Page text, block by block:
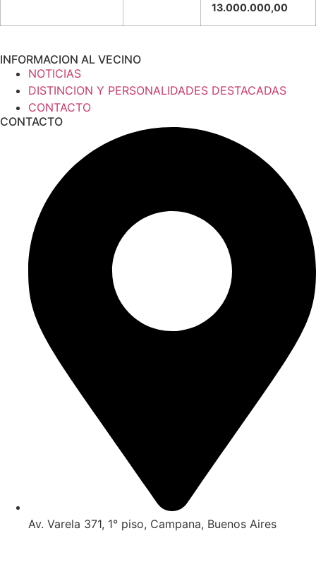
13.000.000,00
INFORMACION AL VECINO
NOTICIAS
DISTINCION Y PERSONALIDADES DESTACADAS
CONTACTO
CONTACTO
Av. Varela 371, 1° piso, Campana, Buenos Aires